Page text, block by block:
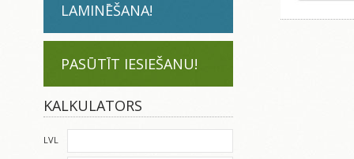
LAMINĒŠANA!
PASŪTĪT IESIEŠANU!
KALKULATORS
LVL